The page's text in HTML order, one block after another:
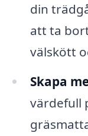
din
att ta
välskött
Skapa
värdefull